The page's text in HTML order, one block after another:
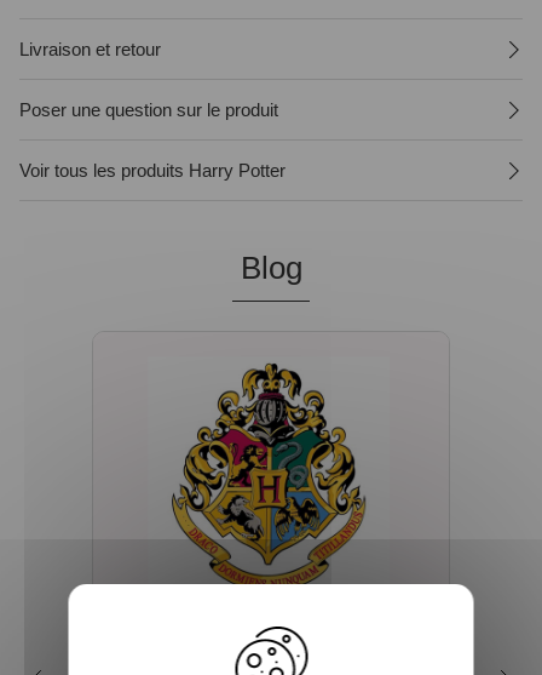
Livraison et retour
Poser une question sur le produit
Voir tous les produits Harry Potter
Blog
Quelles sont les 4 maisons